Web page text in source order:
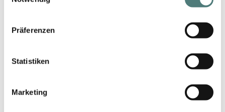
Präferenzen
Statistiken
Marketing